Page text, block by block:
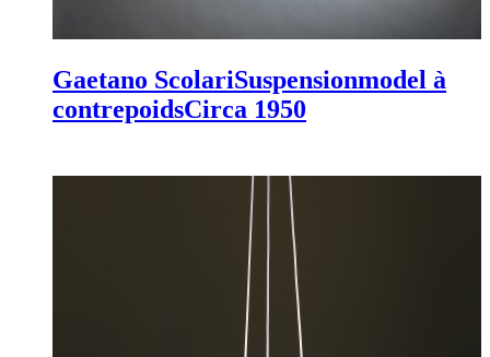
Gaetano ScolariSuspensionmodel à
contrepoidsCirca 1950